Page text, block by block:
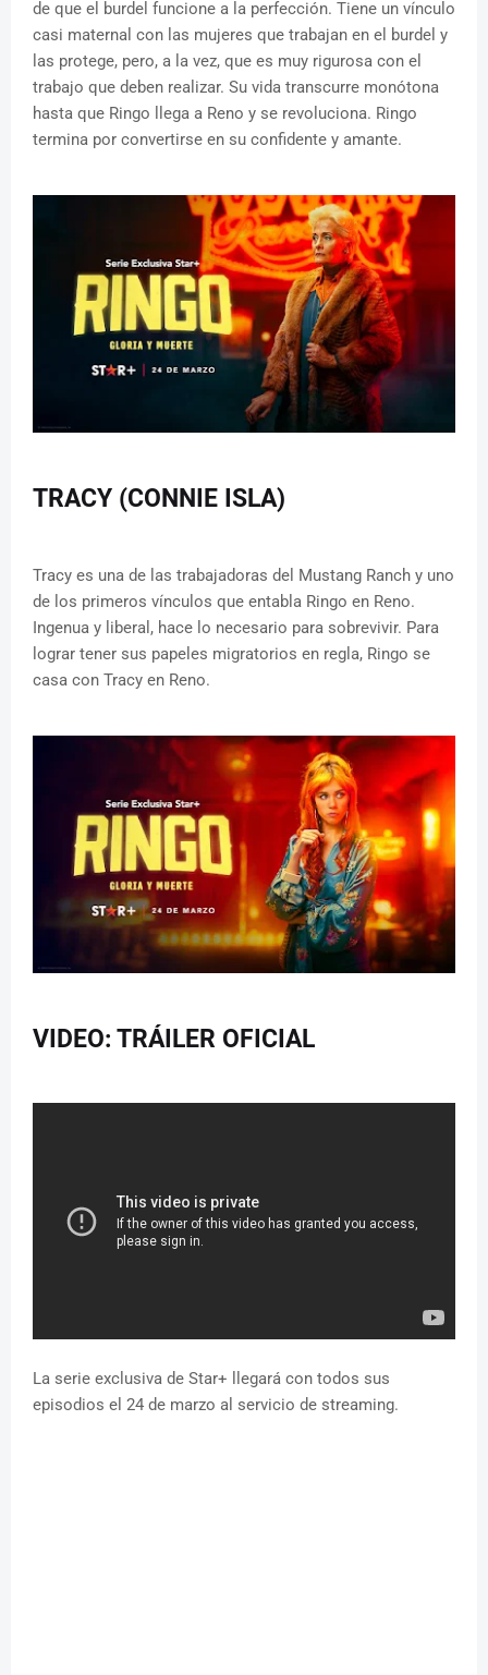
de que el burdel funcione a la perfección. Tiene un vínculo
casi maternal con las mujeres que trabajan en el burdel y
las protege, pero, a la vez, que es muy rigurosa con el
trabajo que deben realizar. Su vida transcurre monótona
hasta que Ringo llega a Reno y se revoluciona. Ringo
termina por convertirse en su confidente y amante.
TRACY (CONNIE ISLA)
Tracy es una de las trabajadoras del Mustang Ranch y uno
de los primeros vínculos que entabla Ringo en Reno.
Ingenua y liberal, hace lo necesario para sobrevivir. Para
lograr tener sus papeles migratorios en regla, Ringo se
casa con Tracy en Reno.
VIDEO: TRÁILER OFICIAL
La serie exclusiva de Star+ llegará con todos sus
episodios el 24 de marzo al servicio de streaming.